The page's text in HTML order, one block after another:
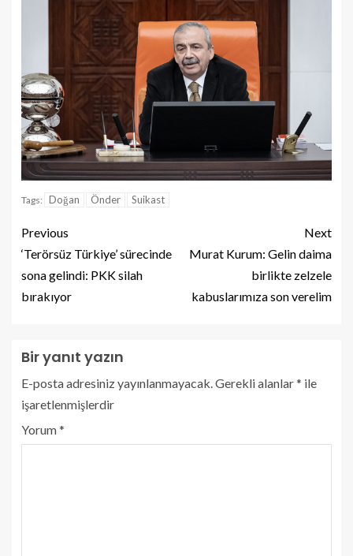
Tags: Doğan Önder Suikast
Previous
‘Terörsüz Türkiye’ sürecinde
sona gelindi: PKK silah
bırakıyor
Next
Murat Kurum: Gelin daima
birlikte zelzele
kabuslarımıza son verelim
Bir yanıt yazın
E-posta adresiniz yayınlanmayacak. Gerekli alanlar* ile
işaretlenmişlerdir
Yorum*